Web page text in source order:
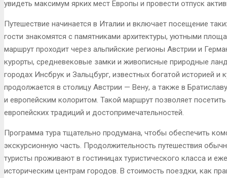
увидеть максимум ярких мест Европы и провести отпуск
Путешествие начинается в Италии и включает посещение
гости знакомятся с памятниками архитектуры, уютными
маршрут проходит через альпийские регионы Австрии и
курорты, средневековые замки и живописные природные
городах Инсбрук и Зальцбург, известных богатой историей и
продолжается в столицу Австрии — Вену, а также в
и европейским колоритом. Такой маршрут позволяет
европейских традиций и достопримечательностей.
Программа тура тщательно продумана, чтобы обеспечить
экскурсионную часть. Продолжительность путешествия
туристы проживают в гостиницах туристического класса и
историческим центрам городов. В стоимость поездки, как